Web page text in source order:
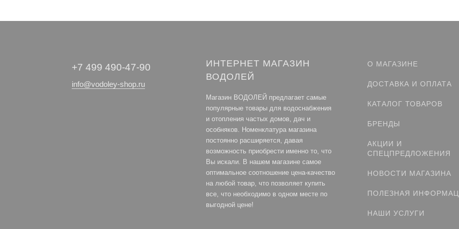
+7 499 490-47-90
info@vodoley-shop.ru
ИНТЕРНЕТ МАГАЗИН
ВОДОЛЕЙ
Магазин ВОДОЛЕЙ предлагает самые
популярные товары для водоснабжения
и отопления частых домов, дач и
особняков. Номенклатура магазина
постоянно расширяется, давая
возможность приобрести именно то, что
Вы искали. В нашем магазине самое
оптимальное соотношение цена-качество
на любой товар, что позволяет купить
все, что необходимо в одном месте по
выгодной цене!
О МАГАЗИНЕ
ДОСТАВКА И ОПЛАТА
КАТАЛОГ ТОВАРОВ
БРЕНДЫ
АКЦИИ И
СПЕЦПРЕДЛОЖЕНИЯ
НОВОСТИ МАГАЗИНА
ПОЛЕЗНАЯ
НАШИ УСЛУГИ